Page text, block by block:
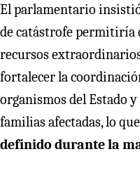
El parlamentario
de catástrofe permitiría
recursos
fortalecer la
organismos del Estado
familias afectadas, lo
definido durante la